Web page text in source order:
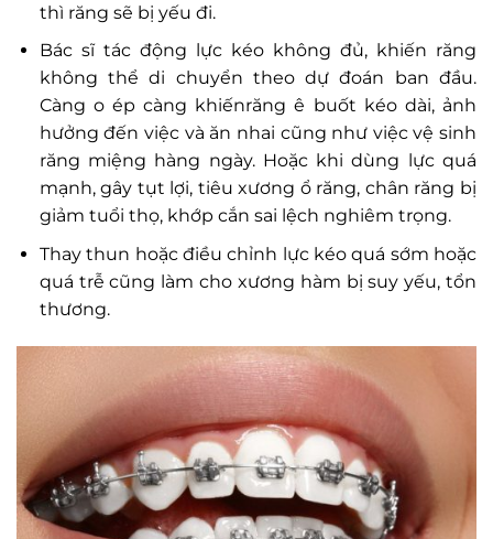
thì răng sẽ bị yếu đi.
Bác sĩ tác động lực kéo không đủ, khiến răng
không thể di chuyển theo dự đoán ban đầu.
Càng o ép càng khiếnrăng ê buốt kéo dài, ảnh
hưởng đến việc và ăn nhai cũng như việc vệ sinh
răng miệng hàng ngày. Hoặc khi dùng lực quá
mạnh, gây tụt lợi, tiêu xương ổ răng, chân răng bị
giảm tuổi thọ, khớp cắn sai lệch nghiêm trọng.
Thay thun hoặc điều chỉnh lực kéo quá sớm hoặc
quá trễ cũng làm cho xương hàm bị suy yếu, tổn
thương.